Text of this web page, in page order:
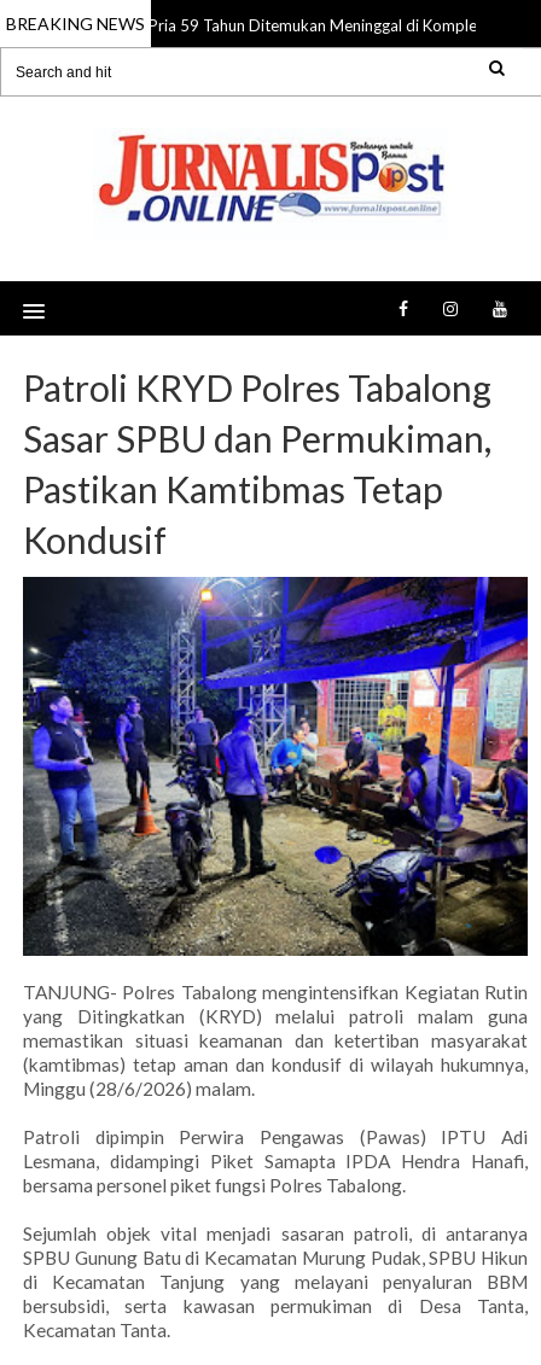
BREAKING NEWS
08 Aug 2026 Pria 59 Tahun Ditemukan Meninggal di Komplek Pasar
Patroli KRYD Polres Tabalong
Sasar SPBU dan Permukiman,
Pastikan Kamtibmas Tetap
Kondusif
TANJUNG- Polres Tabalong mengintensifkan Kegiatan Rutin
yang Ditingkatkan (KRYD) melalui patroli malam guna
memastikan situasi keamanan dan ketertiban masyarakat
(kamtibmas) tetap aman dan kondusif di wilayah hukumnya,
Minggu (28/6/2026) malam.
Patroli dipimpin Perwira Pengawas (Pawas) IPTU Adi
Lesmana, didampingi Piket Samapta IPDA Hendra Hanafi,
bersama personel piket fungsi Polres Tabalong.
Sejumlah objek vital menjadi sasaran patroli, di antaranya
SPBU Gunung Batu di Kecamatan Murung Pudak, SPBU Hikun
di Kecamatan Tanjung yang melayani penyaluran BBM
bersubsidi, serta kawasan permukiman di Desa Tanta,
Kecamatan Tanta.